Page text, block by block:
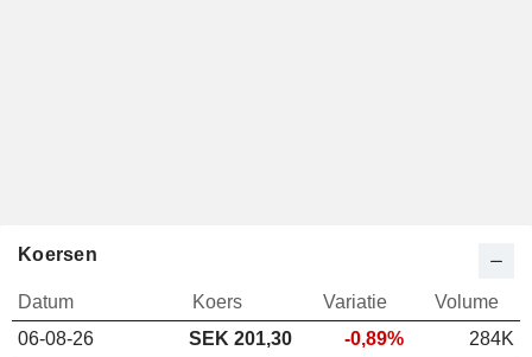
Koersen
Datum Koers Variatie
Volume
06-08-26
SEK 201,30 -0,89%
284K